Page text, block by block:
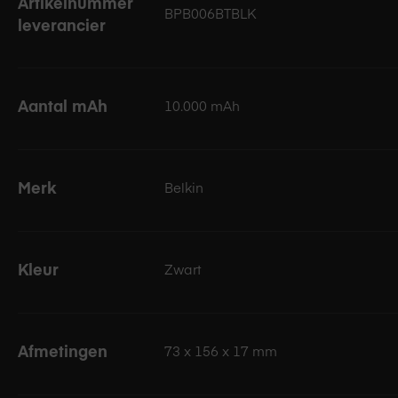
leverancier
BPB006BTBLK
Aantal mAh 10.000 mAh
Merk Belkin
Kleur Zwart
Afmetingen 73 x 156 x 17 mm